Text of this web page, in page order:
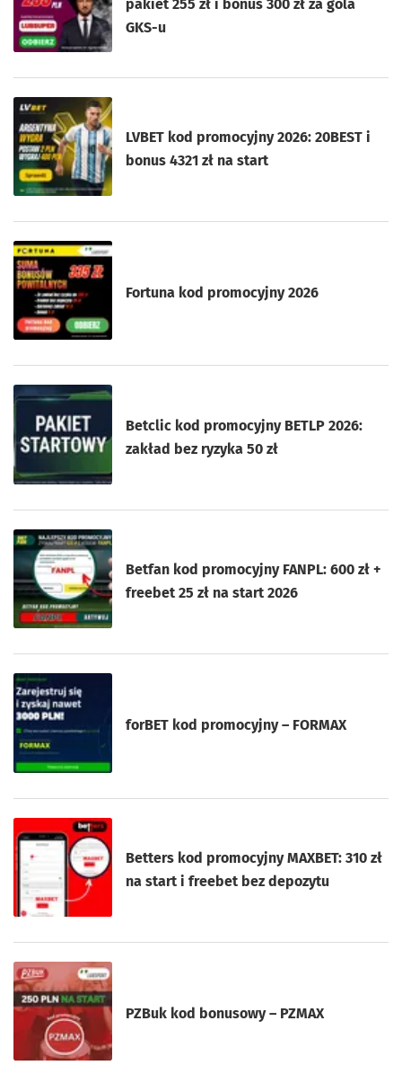
pakiet 255 zł i bonus 300 zł za gola
GKS-u
LVBET kod promocyjny 2026: 20BEST i
bonus 4321 zł na start
Fortuna kod promocyjny 2026
Betclic kod promocyjny BETLP 2026:
zakład bez ryzyka 50 zł
Betfan kod promocyjny FANPL: 600 zł +
freebet 25 zł na start 2026
forBET kod promocyjny – FORMAX
Betters kod promocyjny MAXBET: 310 zł
na start i freebet bez depozytu
PZBuk kod bonusowy – PZMAX